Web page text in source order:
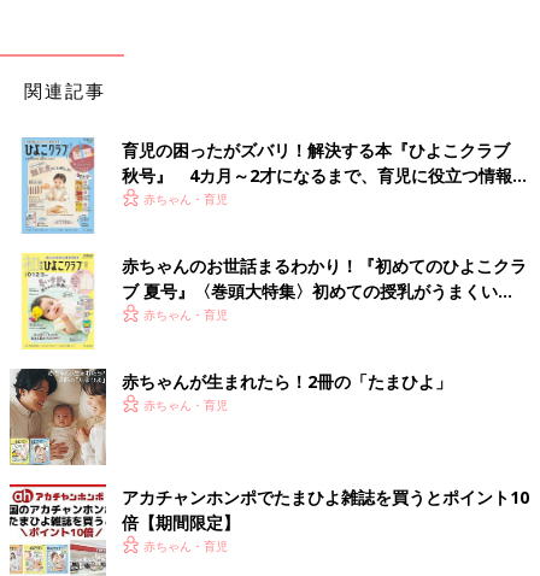
関連記事
育児の困ったがズバリ！解決する本『ひよこクラブ
秋号』 4カ月～2才になるまで、育児に役立つ情報が
いっぱい！
赤ちゃん・育児
赤ちゃんのお世話まるわかり！『初めてのひよこクラ
ブ 夏号』〈巻頭大特集〉初めての授乳がうまくい
く！ おっぱい・ミルクの基本と夏のトラブル 解決テ
赤ちゃん・育児
赤ちゃんが生まれたら！2冊の「たまひよ」
赤ちゃん・育児
アカチャンホンポでたまひよ雑誌を買うとポイント10
倍【期間限定】
赤ちゃん・育児